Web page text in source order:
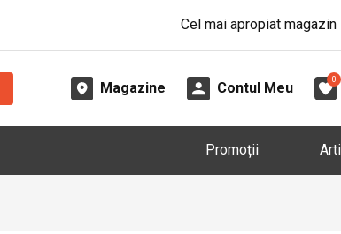
Cel mai apropiat magazin
Magazine Contul Meu
0
Promoții